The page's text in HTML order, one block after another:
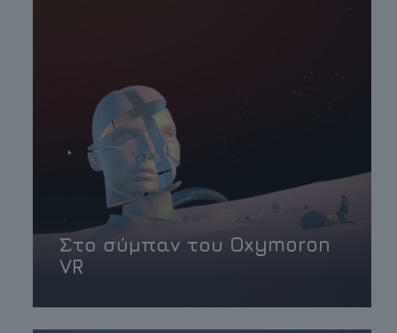
Στο σύμπαν του Oxymoron
VR